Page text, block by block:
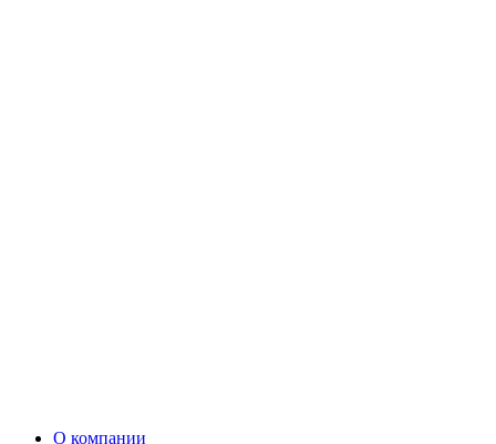
О компании